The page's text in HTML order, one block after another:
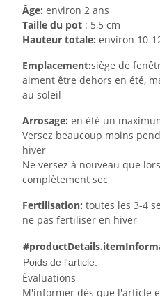
Âge: environ 2 ans
Taille du pot : 5,5 cm
Hauteur totale: environ 10-
Emplacement:siège de
aiment être dehors en été,
au soleil
Arrosage: en été un
Versez beaucoup moins
hiver
Ne versez à nouveau que
complètement sec
Fertilisation: toutes les 3-4
ne pas fertiliser en hiver
Poids de l'article:
Évaluations
M'informer dès que l'article